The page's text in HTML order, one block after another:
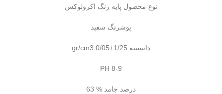
نوع محصول پایه رنگ اکرولوکس
پوشرنگ سفید
دانسیته 1/25±0/05 gr/cm3
PH 8-9
درصد جامد % 63